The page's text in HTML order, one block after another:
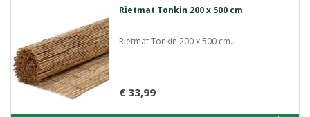
Rietmat Tonkin 200 x 500 cm
Rietmat Tonkin 200 x 500 cm..
€ 33,99